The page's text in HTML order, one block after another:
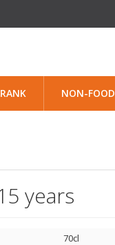
NON-FOOD
years
70cl